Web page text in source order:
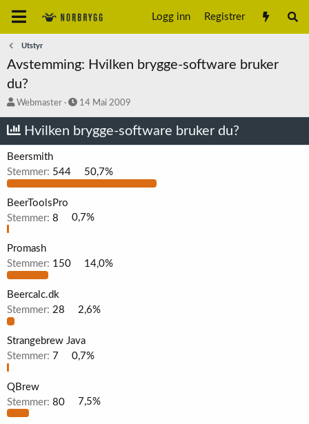
Logg inn Registrer
Utstyr
Avstemming: Hvilken brygge-software bruker
du?
T
å
a
r
t
e
Webmaster
S
a
t
14 Mai 2009
Hvilken brygge-software bruker du?
Beersmith
Stemmer: 544 50,7%
BeerToolsPro
Stemmer: 8 0,7%
Promash
Stemmer: 150 14,0%
Beercalc.dk
Stemmer: 28 2,6%
Strangebrew Java
Stemmer: 7 0,7%
QBrew
Stemmer: 80 7,5%